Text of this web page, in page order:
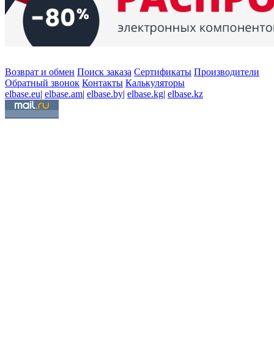
Возврат и обмен Поиск заказа Сертификаты Производители
Обратный звонок Контакты Калькуляторы
elbase.eu| elbase.am| elbase.by| elbase.kg| elbase.kz